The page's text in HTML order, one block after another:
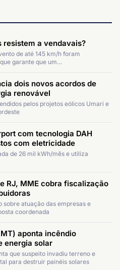
a vendavais?
de até 145 km/h foram
garante que um…
dois novos acordos de
renovável
pelos projetos eólicos Umari e
com tecnologia DAH
com eletricidade
de 26 mil kWh/mês e utiliza
RJ, MME cobra fiscalização
sobre atuação das empresas e
coordenada
aponta incêndio
energia solar
que suspeito invadiu terreno e
para destruir painéis solares